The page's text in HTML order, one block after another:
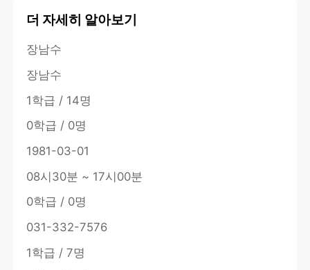
더 자세히 알아보기
장남수
장남수
1학급 / 14명
0학급 / 0명
1981-03-01
08시30분 ~ 17시00분
0학급 / 0명
031-332-7576
1학급 / 7명